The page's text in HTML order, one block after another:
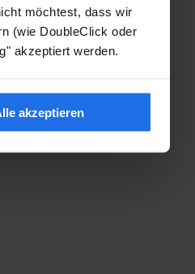
möchtest, dass wir
(wie DoubleClick oder
akzeptiert werden.
akzeptieren